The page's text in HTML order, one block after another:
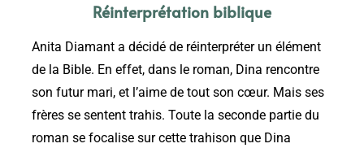
Réinterprétation biblique
Anita Diamant a décidé de réinterpréter un élément
de la Bible. En effet, dans le roman, Dina rencontre
son futur mari, et l’aime de tout son cœur. Mais ses
frères se sentent trahis. Toute la seconde partie du
roman se focalise sur cette trahison que Dina